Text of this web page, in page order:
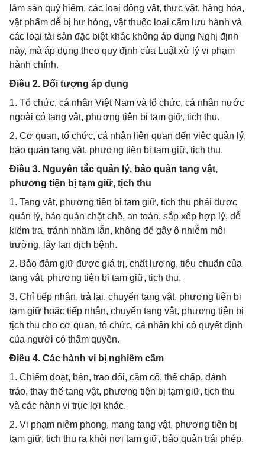
lâm sản quý hiếm, các loại động vật, thực vật, hàng hóa,
vật phẩm dễ bị hư hỏng, vật thuộc loại cấm lưu hành và
các loại tài sản đặc biệt khác không áp dụng Nghị định
này, mà áp dụng theo quy định của Luật xử lý vi phạm
hành chính.
Điều 2. Đối tượng áp dụng
1. Tổ chức, cá nhân Việt Nam và tổ chức, cá nhân nước
ngoài có tang vật, phương tiện bị tạm giữ, tịch thu.
2. Cơ quan, tổ chức, cá nhân liên quan đến việc quản lý,
bảo quản tang vật, phương tiện bị tạm giữ, tịch thu.
Điều 3. Nguyên tắc quản lý, bảo quản tang vật,
phương tiện bị tạm giữ, tịch thu
1. Tang vật, phương tiện bị tạm giữ, tịch thu phải được
quản lý, bảo quản chặt chẽ, an toàn, sắp xếp hợp lý, dễ
kiểm tra, tránh nhầm lẫn, không để gây ô nhiễm môi
trường, lây lan dịch bệnh.
2. Bảo đảm giữ được giá trị, chất lượng, tiêu chuẩn của
tang vật, phương tiện bị tạm giữ, tịch thu.
3. Chỉ tiếp nhận, trả lại, chuyển tang vật, phương tiện bị
tạm giữ hoặc tiếp nhận, chuyển tang vật, phương tiện bị
tịch thu cho cơ quan, tổ chức, cá nhân khi có quyết định
của người có thẩm quyền.
Điều 4. Các hành vi bị nghiêm cấm
1. Chiếm đoạt, bán, trao đổi, cầm cố, thế chấp, đánh
tráo, thay thế tang vật, phương tiện bị tạm giữ, tịch thu
và các hành vi trục lợi khác.
2. Vi phạm niêm phong, mang tang vật, phương tiện bị
tạm giữ, tịch thu ra khỏi nơi tạm giữ, bảo quản trái phép.